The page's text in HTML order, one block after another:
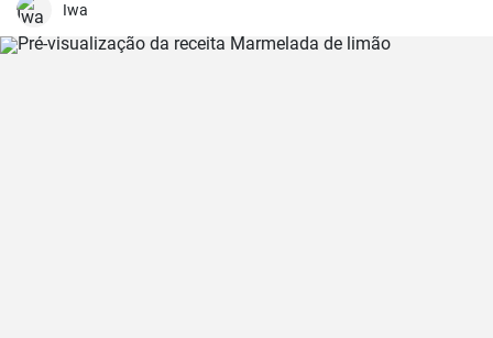
deliciosos do marinado.
Iwa